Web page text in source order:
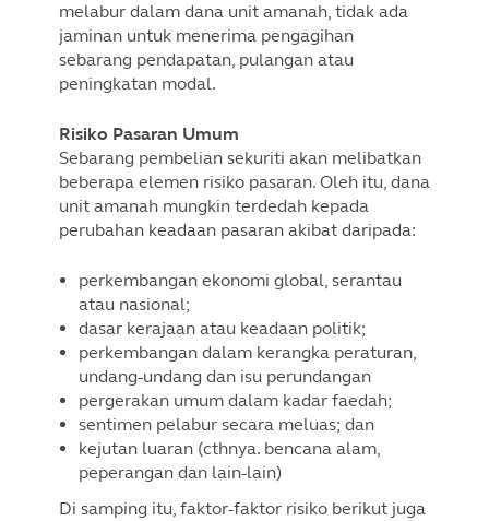
melabur dalam dana unit amanah, tidak ada
jaminan untuk menerima pengagihan
sebarang pendapatan, pulangan atau
peningkatan modal.
Risiko Pasaran Umum
Sebarang pembelian sekuriti akan melibatkan
beberapa elemen risiko pasaran. Oleh itu, dana
unit amanah mungkin terdedah kepada
perubahan keadaan pasaran akibat daripada:
perkembangan ekonomi global, serantau
atau nasional;
dasar kerajaan atau keadaan politik;
perkembangan dalam kerangka peraturan,
undang-undang dan isu perundangan
pergerakan umum dalam kadar faedah;
sentimen pelabur secara meluas; dan
kejutan luaran (cthnya. bencana alam,
peperangan dan lain-lain)
Di samping itu, faktor-faktor risiko berikut juga